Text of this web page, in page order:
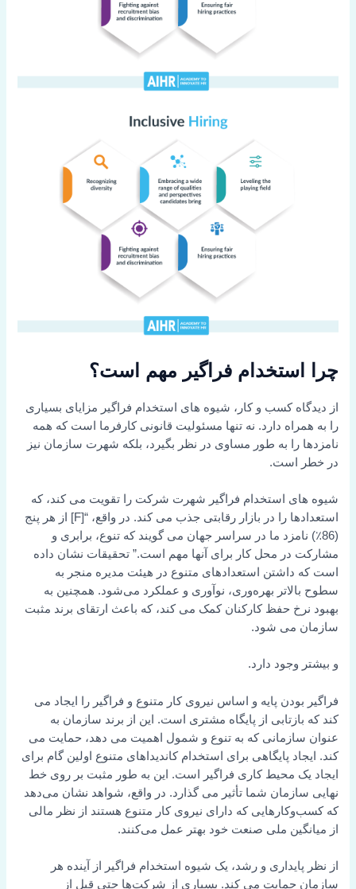
چرا استخدام فراگیر مهم است؟
از دیدگاه کسب و کار، شیوه های استخدام فراگیر مزایای بسیاری
را به همراه دارد. نه تنها مسئولیت قانونی کارفرما است که همه
نامزدها را به طور مساوی در نظر بگیرد، بلکه شهرت سازمان نیز
در خطر است.
شیوه های استخدام فراگیر شهرت شرکت را تقویت می کند، که
استعدادها را در بازار رقابتی جذب می کند. در واقع، “[F] از هر پنج
(86٪) نامزد ما در سراسر جهان می گویند که تنوع، برابری و
مشارکت در محل کار برای آنها مهم است.” تحقیقات نشان داده
است که داشتن استعدادهای متنوع در هیئت مدیره منجر به
سطوح بالاتر بهره‌وری، نوآوری و عملکرد می‌شود. همچنین به
بهبود نرخ حفظ کارکنان کمک می کند، که باعث ارتقای برند مثبت
سازمان می شود.
و بیشتر وجود دارد.
فراگیر بودن پایه و اساس نیروی کار متنوع و فراگیر را ایجاد می
کند که بازتابی از پایگاه مشتری است. این از برند سازمان به
عنوان سازمانی که به تنوع و شمول اهمیت می دهد، حمایت می
کند. ایجاد پایگاهی برای استخدام کاندیداهای متنوع اولین گام برای
ایجاد یک محیط کاری فراگیر است. این به طور مثبت بر روی خط
نهایی سازمان شما تأثیر می گذارد. در واقع، شواهد نشان می‌دهد
که کسب‌وکارهایی که دارای نیروی کار متنوع هستند از نظر مالی
از میانگین ملی صنعت خود بهتر عمل می‌کنند.
از نظر پایداری و رشد، یک شیوه استخدام فراگیر از آینده هر
سازمان حمایت می کند. بسیاری از شرکت‌ها حتی قبل از